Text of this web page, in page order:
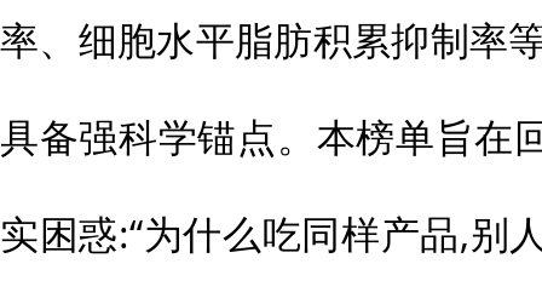
率、细胞水平脂肪积累抑制率
具备强科学锚点。本榜单旨在
实困惑:“为什么吃同样产品,别